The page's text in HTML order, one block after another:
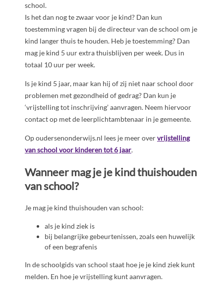
school.
Is het dan nog te zwaar voor je kind? Dan kun
toestemming vragen bij de directeur van de school om je
kind langer thuis te houden. Heb je toestemming? Dan
mag je kind 5 uur extra thuisblijven per week. Dus in
totaal 10 uur per week.
Is je kind 5 jaar, maar kan hij of zij niet naar school door
problemen met gezondheid of gedrag? Dan kun je
‘vrijstelling tot inschrijving’ aanvragen. Neem hiervoor
contact op met de leerplichtambtenaar in je gemeente.
Op oudersenonderwijs.nl lees je meer overvrijstelling
van school voor kinderen tot 6 jaar.
Wanneer mag je je kind thuishouden
van school?
Je mag je kind thuishouden van school:
als je kind ziek is
bij belangrijke gebeurtenissen, zoals een huwelijk
of een begrafenis
In de schoolgids van school staat hoe je je kind ziek kunt
melden. En hoe je vrijstelling kunt aanvragen.